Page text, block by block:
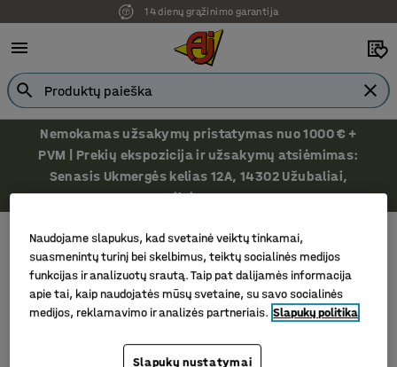
14 dienų grąžinimo garantija
Nemokamas užsakymų pristatymas nuo 1000 € +
PVM | Prekių ekspozicija ir užsakymų atsiėmimas:
Senasis Ukmergės kelias 12A, 14302 Užubaliai,
Vilniaus r.
Dieniniai gultai
Filtras
Naudojame slapukus, kad svetainė veiktų tinkamai,
suasmenintų turinį bei skelbimus, teiktų socialinės medijos
funkcijas ir analizuotų srautą. Taip pat dalijamės informacija
apie tai, kaip naudojatės mūsų svetaine, su savo socialinės
medijos, reklamavimo ir analizės partneriais. Slapukų politika
Slapukų nustatymai